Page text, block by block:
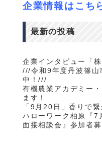
企業情報はこち
最新の投稿
企業インタビュー「
///令和9年度丹波篠山
中！///
有機農業アカデミー
ます！
「9月20日」香りで
ハローワーク柏原『7
面接相談会』参加者募